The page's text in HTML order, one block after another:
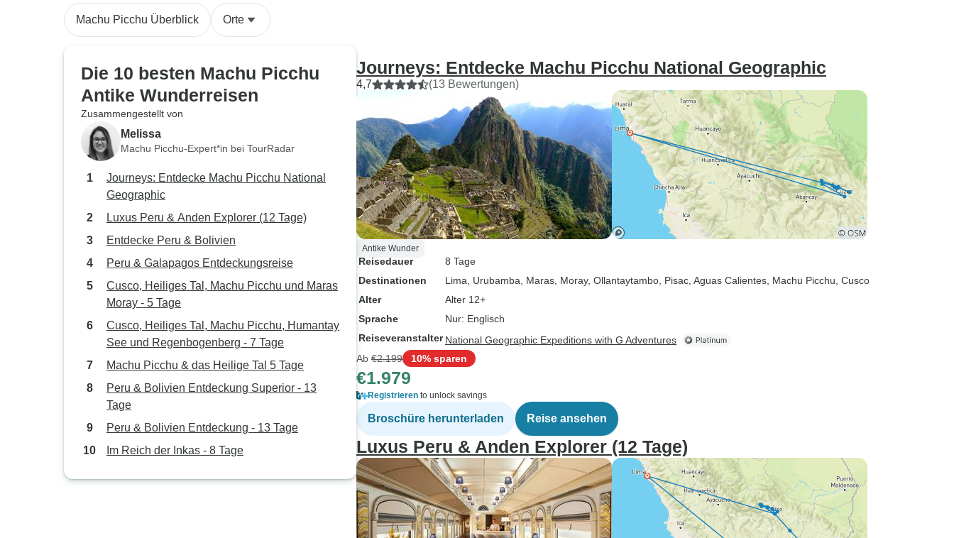
Machu Picchu Überblick Orte
Die 10 besten Machu Picchu
Antike Wunderreisen
Zusammengestellt von
Melissa
Machu Picchu-Expert*in bei TourRadar
Journeys: Entdecke Machu Picchu National
Geographic
Luxus Peru & Anden Explorer (12 Tage)
Entdecke Peru & Bolivien
Peru & Galapagos Entdeckungsreise
Cusco, Heiliges Tal, Machu Picchu und Maras
Moray - 5 Tage
Cusco, Heiliges Tal, Machu Picchu, Humantay
See und Regenbogenberg - 7 Tage
Machu Picchu & das Heilige Tal 5 Tage
Peru & Bolivien Entdeckung Superior - 13
Tage
Peru & Bolivien Entdeckung - 13 Tage
Im Reich der Inkas - 8 Tage
Journeys: Entdecke Machu Picchu National Geographic
4,7 (13 Bewertungen)
Antike Wunder
Reisedauer
8 Tage
Destinationen
Lima , Urubamba , Maras , Moray, Ollantaytambo , Pisac , Aguas Calientes , Machu Picchu , Cusco
Alter
Alter 12+
Sprache
Nur: Englisch
Reiseveranstalter National Geographic Expeditions with G Adventures
Ab €2.199 10% sparen
€1.979
Registrieren to unlock savings
Broschüre herunterladen Reise ansehen
Luxus Peru & Anden Explorer (12 Tage)